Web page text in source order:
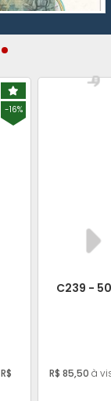
-16%
R$
C239 -
R$ 85,50 à